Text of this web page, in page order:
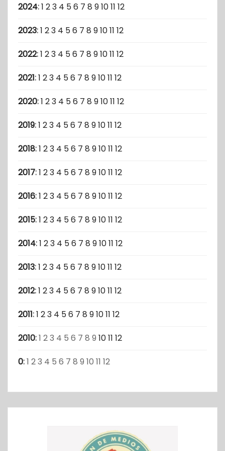
2024:1 23 4 56 7 8 91011 12
2023:1 23 4 56 7 8 91011 12
2022:1 23 4 56 7 8 91011 12
2021:1 23 4 56 7 8 91011 12
2020:1 23 4 56 7 8 91011 12
2019:1 23 4 56 7 8 91011 12
2018:1 23 4 56 7 8 91011 12
2017:1 23 4 56 7 8 91011 12
2016:1 23 4 56 7 8 91011 12
2015:1 23 4 56 7 8 91011 12
2014:1 23 4 56 7 8 91011 12
2013:1 23 4 56 7 8 91011 12
2012:1 23 4 56 7 8 91011 12
2011:1 23 4 56 7 8 91011 12
2010:1 23 4 5 6 7 8 9 1011 12
0:1 23 4 5 6 7 8 9 10 11 12